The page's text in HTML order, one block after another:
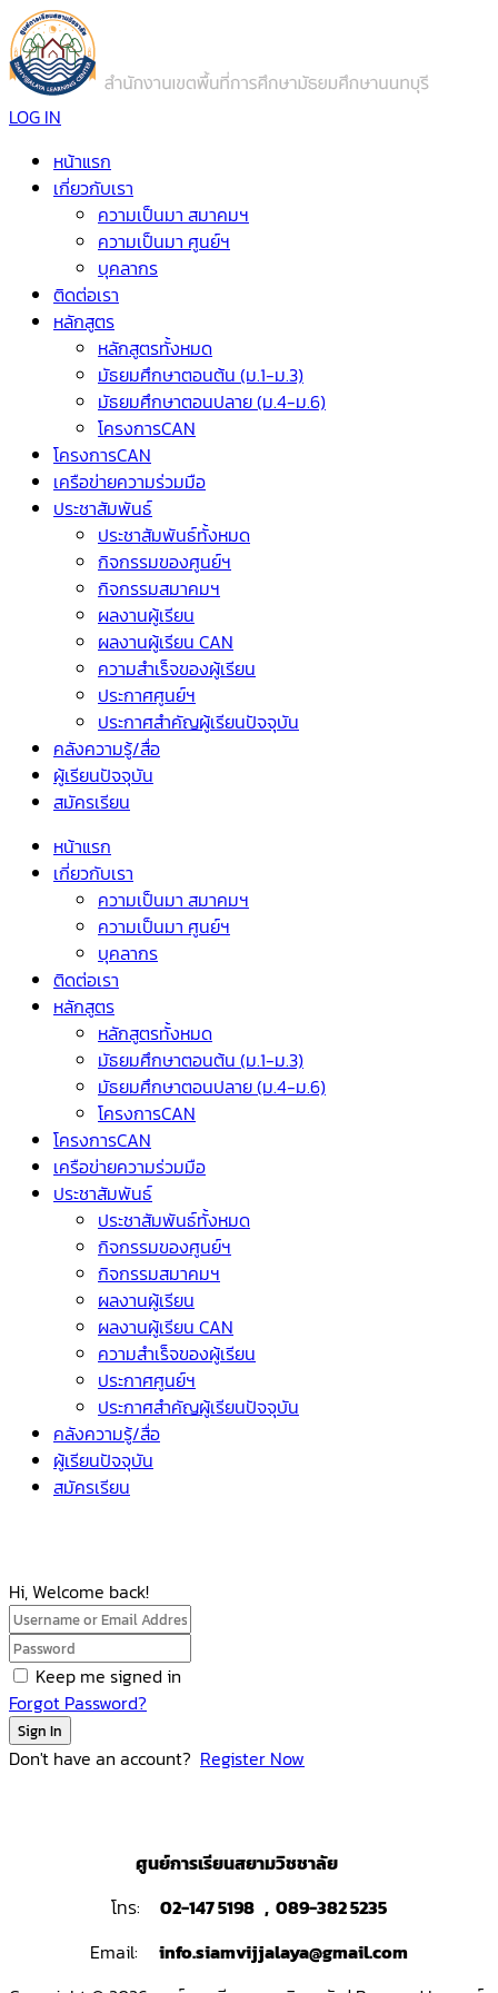
LOG IN
หน้าแรก
เกี่ยวกับเรา
ความเป็นมา สมาคมฯ
ความเป็นมา ศูนย์ฯ
บุคลากร
ติดต่อเรา
หลักสูตร
หลักสูตรทั้งหมด
มัธยมศึกษาตอนต้น (ม.1-ม.3)
มัธยมศึกษาตอนปลาย (ม.4-ม.6)
โครงการCAN
โครงการCAN
เครือข่ายความร่วมมือ
ประชาสัมพันธ์
ประชาสัมพันธ์ทั้งหมด
กิจกรรมของศูนย์ฯ
กิจกรรมสมาคมฯ
ผลงานผู้เรียน
ผลงานผู้เรียน CAN
ความสำเร็จของผู้เรียน
ประกาศศูนย์ฯ
ประกาศสำคัญผู้เรียนปัจจุบัน
คลังความรู้/สื่อ
ผู้เรียนปัจจุบัน
สมัครเรียน
หน้าแรก
เกี่ยวกับเรา
ความเป็นมา สมาคมฯ
ความเป็นมา ศูนย์ฯ
บุคลากร
ติดต่อเรา
หลักสูตร
หลักสูตรทั้งหมด
มัธยมศึกษาตอนต้น (ม.1-ม.3)
มัธยมศึกษาตอนปลาย (ม.4-ม.6)
โครงการCAN
โครงการCAN
เครือข่ายความร่วมมือ
ประชาสัมพันธ์
ประชาสัมพันธ์ทั้งหมด
กิจกรรมของศูนย์ฯ
กิจกรรมสมาคมฯ
ผลงานผู้เรียน
ผลงานผู้เรียน CAN
ความสำเร็จของผู้เรียน
ประกาศศูนย์ฯ
ประกาศสำคัญผู้เรียนปัจจุบัน
คลังความรู้/สื่อ
ผู้เรียนปัจจุบัน
สมัครเรียน
Hi, Welcome back!
Keep me signed in
Forgot Password?
Sign In
Don't have an account? Register Now
ศูนย์การเรียนสยามวิชชาลัย
โทร:
02-147 5198 , 089-382 5235
Email:
info.siamvijjalaya@gmail.com